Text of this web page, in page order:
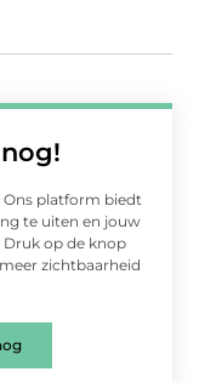
Ons platform biedt
te uiten en jouw
Druk op de knop
zichtbaarheid